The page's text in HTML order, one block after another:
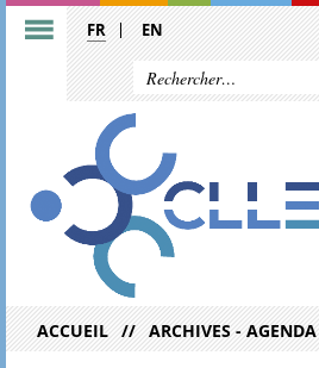
FR EN
ACCUEIL ARCHIVES - AGENDA